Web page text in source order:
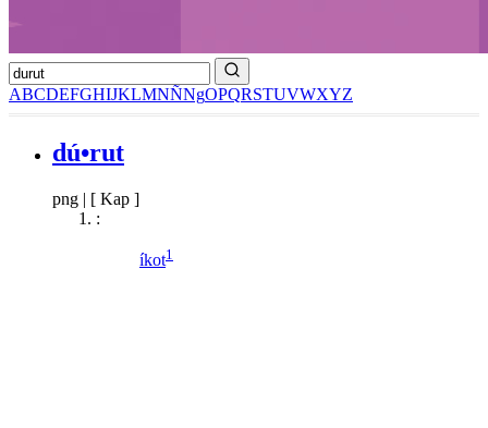
ABCDEFGHIJKLMNÑNgOPQRSTUVWXYZ
dú•rut
png | [ Kap ]
:
íkot1